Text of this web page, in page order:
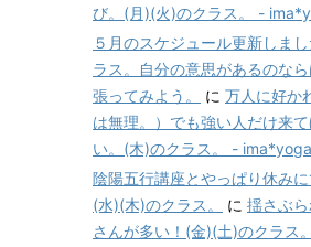
び。(月)(火)のクラス。 -
５月のスケジュール更新しま
ラス。自分の意思があるのな
張ってみよう。
に 万人に好か
は無理。）でも強い人だけ来
い。(木)のクラス。 - ima*yoga
陰陽五行講座とやっぱり休みに
(水)(木)のクラス。
に 揺さぶ
さんが多い！(金)(土)のクラス